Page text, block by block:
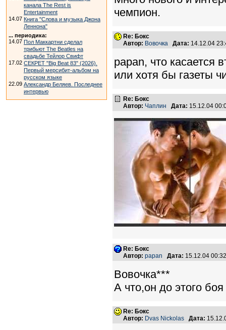
канала The Rest is
Entertainment
14.07 Книга "Слова и музыка Джона
Леннона"
... периодика:
14.07 Пол Маккартни сделал
трибьют The Beatles на
свадьбе Тейлор Свифт
17.02 СЕКРЕТ "Big Beat 83" (2026).
Первый мерсибит-альбом на
русском языке
22.09 Александр Беляев. Последнее
интервью
чемпион.
Re: Бокс
Автор: Вовочка Дата: 14.12.04
papan, что касается
или хотя бы газеты
Re: Бокс
Автор: Чаплин Дата: 15.12.04
Re: Бокс
Автор: papan Дата: 15.12.04
Вовочка***
А что,он до этого
Re: Бокс
Автор: Dvas Nickolas Дата: